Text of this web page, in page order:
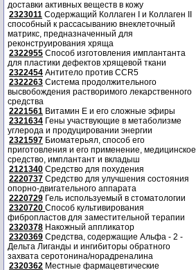
доставки активных веществ в кожу
2323011 Содержащий Коллаген I и Коллаген II
способный к рассасыванию внеклеточный
матрикс, предназначенный для
реконструирования хряща
2322955 Способ изготовления имплантанта
для пластики дефектов хрящевой ткани
2322454 Антитело против CCR5
2322263 Система продолжительного
высвобождения растворимого лекарственного
средства
2221561 Витамин Е и его сложные эфиры
2321634 Гены участвующие в метаболизме
углерода и продуцировании энергии
2321597 Биоматерьял, способ его
приготовления и его применение, медицинское
средство, имплантант и вкладыш
2121340 Средство для похудения
2220737 Средство для улучшения состояния
опорно-двигательного аппарата
2220729 Гель используемый в стоматологии
2320720 Способ культивирования
фибропластов для заместительной терапии
2320378 Накожный аппликатор
2320369 Средства, содержащие Альфа - 2 -
Дельта Лиганды и ингибиторы обратного
захвата серотонина/норадреналина
2320362 Местные фармацевтические